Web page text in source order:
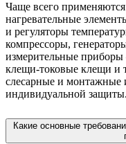
Чаще всего
нагревательные
и регуляторы
компрессоры,
измерительные
клещи-токовые клещи и
слесарные и монтажные
индивидуальной защиты.
Какие основные